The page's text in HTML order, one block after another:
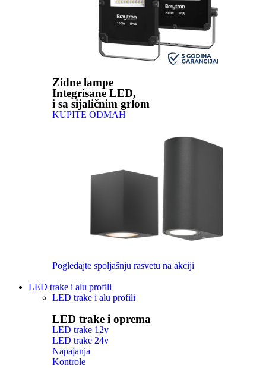
Zidne lampe
Integrisane LED,
i sa sijaličnim grlom
KUPITE ODMAH
Pogledajte spoljašnju rasvetu na akciji
LED trake i alu profili
LED trake i alu profili
LED trake i oprema
LED trake 12v
LED trake 24v
Napajanja
Kontrole